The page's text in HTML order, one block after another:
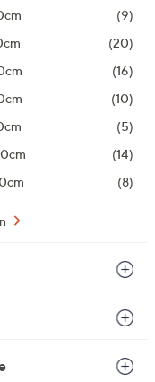
(9)
(20)
(16)
(10)
(5)
(14)
(8)